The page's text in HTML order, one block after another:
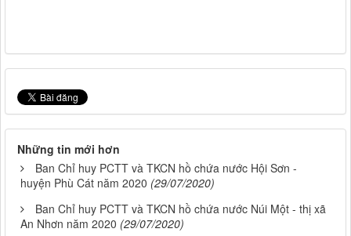
Những tin mới hơn
Ban Chỉ huy PCTT và TKCN hồ chứa nước Hội Sơn -
huyện Phù Cát năm 2020 (29/07/2020)
Ban Chỉ huy PCTT và TKCN hồ chứa nước Núi Một - thị xã
An Nhơn năm 2020 (29/07/2020)